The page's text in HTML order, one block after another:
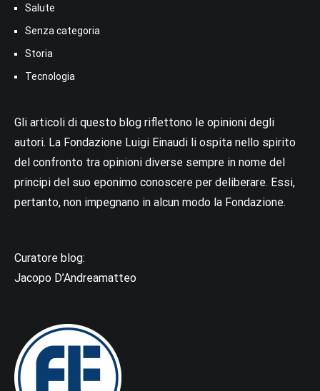
Salute
Senza categoria
Storia
Tecnologia
Gli articoli di questo blog riflettono le opinioni degli
autori. La Fondazione Luigi Einaudi li ospita nello spirito
del confronto tra opinioni diverse sempre in nome del
principi del suo eponimo conoscere per deliberare. Essi,
pertanto, non impegnano in alcun modo la Fondazione.
Curatore blog:
Jacopo D’Andreamatteo